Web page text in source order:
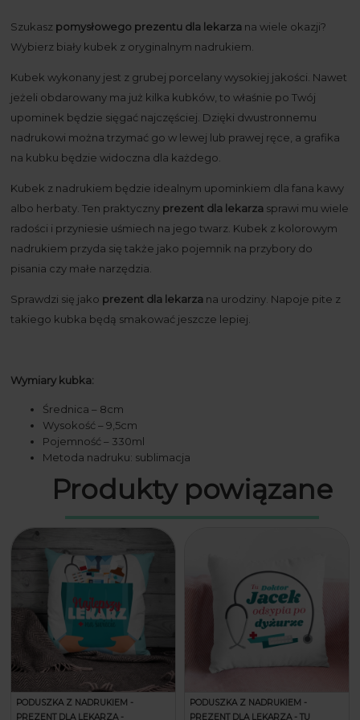
Szukasz pomysłowego prezentu dla lekarza na wiele okazji?
Wybierz biały kubek z oryginalnym nadrukiem.
Kubek wykonany jest z grubej porcelany wysokiej jakości. Nawet
jeżeli obdarowany ma już kilka kubków, to właśnie po Twój
upominek będzie sięgać najczęściej. Dzięki dwustronnemu
nadrukowi można trzymać go w lewej lub prawej ręce, a grafika
na kubku będzie widoczna dla każdego.
Kubek z nadrukiem będzie idealnym upominkiem dla fana kawy
albo herbaty. Ten praktyczny prezent dla lekarza sprawi mu wiele
radości i przyniesie uśmiech na jego twarz. Kubek z kolorowym
nadrukiem przyda się także jako pojemnik na przybory do
pisania czy małe narzędzia.
Sprawdzi się jako prezent dla lekarza na urodziny. Napoje pite z
takiego kubka będą smakować jeszcze lepiej.
Wymiary kubka:
Średnica – 8cm
Wysokość – 9,5cm
Pojemność – 330ml
Metoda nadruku: sublimacja
Produkty powiązane
PODUSZKA Z NADRUKIEM -
PREZENT DLA LEKARZA -
PODUSZKA Z NADRUKIEM -
PREZENT DLA LEKARZA - TU